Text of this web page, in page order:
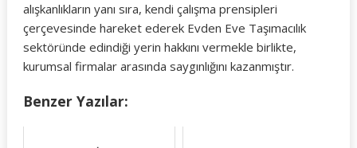
alışkanlıkların yanı sıra, kendi çalışma prensipleri
çerçevesinde hareket ederek Evden Eve Taşımacılık
sektöründe edindiği yerin hakkını vermekle birlikte,
kurumsal firmalar arasında saygınlığını kazanmıştır.
Benzer Yazılar: